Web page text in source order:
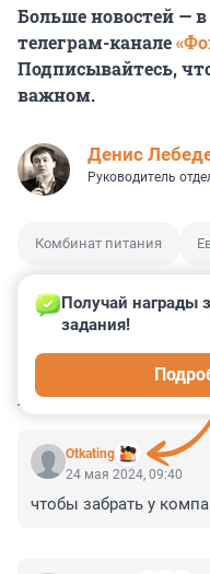
Больше новостей —
телеграм-канале
Подписывайтесь,
важном.
Денис
Руководитель
Комбинат питания
КОММЕНТАРИИ 2
Otkating
Получай награды
задания!
24 мая 2024, 09:40
чтобы забрать у